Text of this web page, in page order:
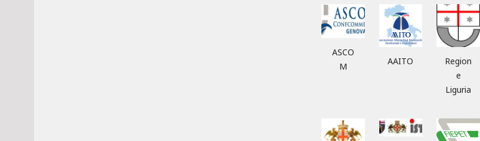
ASCO
M
AAITO
Region
e
Liguria